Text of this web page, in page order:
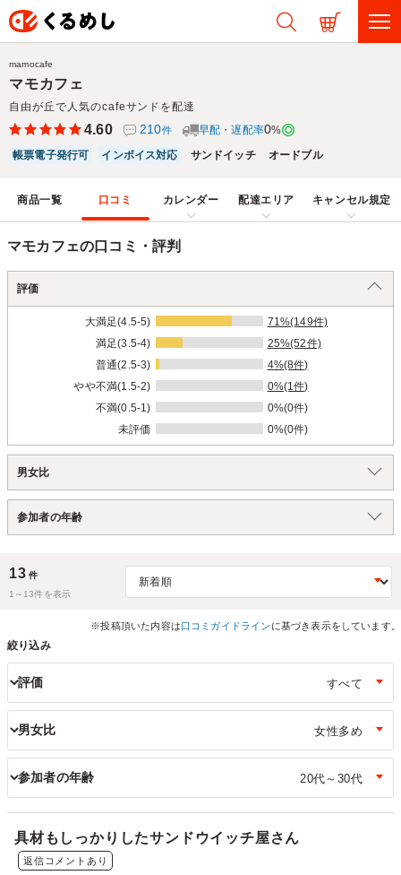
マモカフェ
自由が丘で人気のcafeサンドを配達
mamocafe
4.60 210件 早配・遅配率0%
帳票電子発行可
インボイス対応 サンドイッチ オードブル
商品一覧 口コミ カレンダー 配達エリア キャンセル規定
マモカフェの口コミ・評判
評価
大満足(4.5-5)
71%(149件)
満足(3.5-4)
25%(52件)
普通(2.5-3)
4%(8件)
やや不満(1.5-2)
0%(1件)
不満(0.5-1)
0%(0件)
未評価
0%(0件)
男女比
参加者の年齢
13 件
1～ 13件を表示
※投稿頂いた内容は口コミガイドライン に基づき表示をしています。
絞り込み
評価
男女比
参加者の年齢
具材もしっかりしたサンドウイッチ屋さん
返信コメントあり